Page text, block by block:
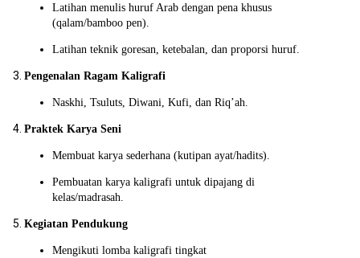
Latihan menulis huruf Arab dengan pena khusus
(qalam/bamboo pen).
Latihan teknik goresan, ketebalan, dan proporsi huruf.
Pengenalan Ragam Kaligrafi
Naskhi, Tsuluts, Diwani, Kufi, dan Riq’ah.
Praktek Karya Seni
Membuat karya sederhana (kutipan ayat/hadits).
Pembuatan karya kaligrafi untuk dipajang di
kelas/madrasah.
Kegiatan Pendukung
Mengikuti lomba kaligrafi tingkat